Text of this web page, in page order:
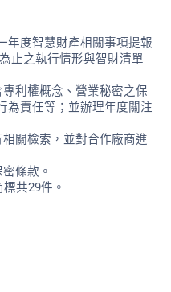
年度智慧財產相關事項提報
止之執行情形與智財清單
利權概念、營業秘密之保
為責任等；並辦理年度關注
關檢索，並對合作廠商進
條款。
共29件。